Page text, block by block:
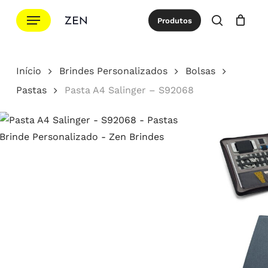
para
principal
Menu Produtos
procurar
Cotação Close
Início Brindes Personalizados
Bolsas
Pastas
Pasta A4 Salinger – S92068